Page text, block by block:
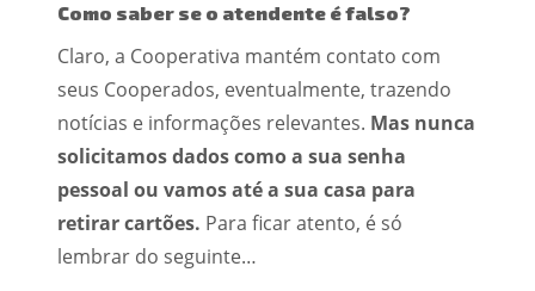
Como saber se o atendente é falso?
Claro, a Cooperativa mantém contato com
seus Cooperados, eventualmente, trazendo
notícias e informações relevantes. Mas nunca
solicitamos dados como a sua senha
pessoal ou vamos até a sua casa para
retirar cartões. Para ficar atento, é só
lembrar do seguinte…